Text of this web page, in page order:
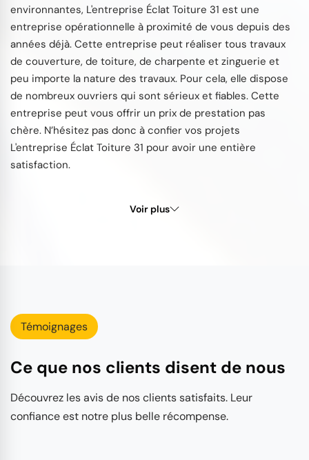
environnantes, L'entreprise Éclat Toiture 31 est une
entreprise opérationnelle à proximité de vous depuis des
années déjà. Cette entreprise peut réaliser tous travaux
de couverture, de toiture, de charpente et zinguerie et
peu importe la nature des travaux. Pour cela, elle dispose
de nombreux ouvriers qui sont sérieux et fiables. Cette
entreprise peut vous offrir un prix de prestation pas
chère. N’hésitez pas donc à confier vos projets
L'entreprise Éclat Toiture 31 pour avoir une entière
satisfaction.
Voir plus
Témoignages
Ce que nos clients disent de nous
Découvrez les avis de nos clients satisfaits. Leur
confiance est notre plus belle récompense.